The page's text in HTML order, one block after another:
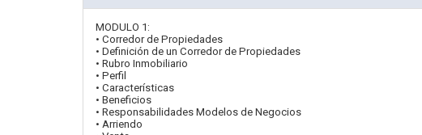
MODULO 1:
• Corredor de Propiedades
• Definición de un Corredor de Propiedades
• Rubro Inmobiliario
• Perfil
• Características
• Beneficios
• Responsabilidades Modelos de Negocios
• Arriendo